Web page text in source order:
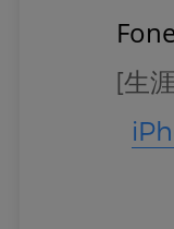
[生